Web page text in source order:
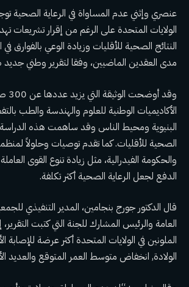
عنصري وإثني عدم المساواة في الرعاية الصحية
الولايات المتحدة على الرغم من إقرار تشريعات
النتائج الصحية للأقليات وزيادة الوعي بالفوارق
مدى العقدين الماضيين، وفقا لتقرير وطني جديد
الأكاديميات الوطنية للعلوم والهندسة والطب
البنيوية ومحيط الناس وقد ساهمت هذه الدراسة
الصحية للأقليات. كما تقدم توصيات وحلولاً
والحكومة الفيدرالية، مثل زيادة تنوع القوى
الدفع لجعل الرعاية الصحية أكثر تكلفة.
قال الدكتور جورج بنجامين، المدير التنفيذي
العامة والرئيس المشارك للجنة التي كتبت
الملونين في الولايات المتحدة أكثر عرضة للإصابة
الولادة, انخفاض متوسط ​​العمر المتوقع والعديد